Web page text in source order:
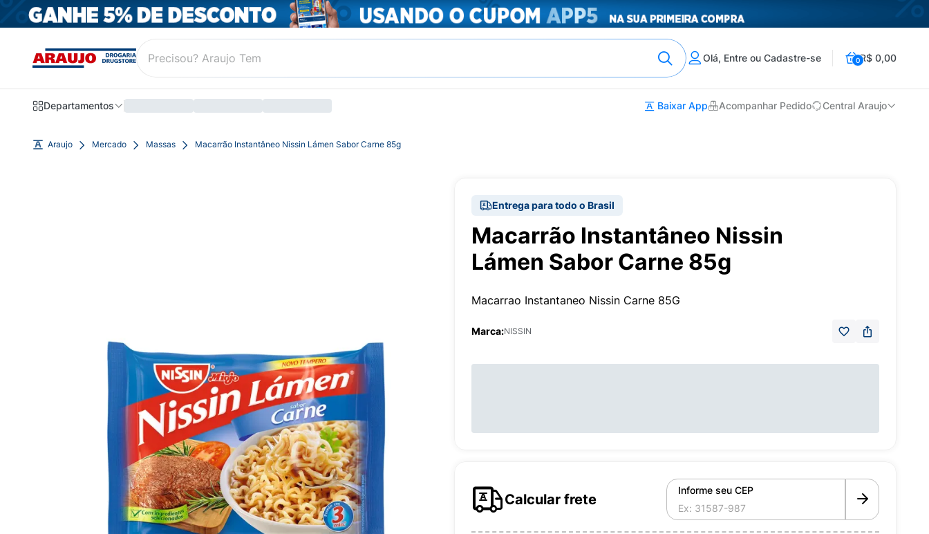
Olá, Entre ou Cadastre-se 0R$ 0,00
Departamentos Baixar App Acompanhar Pedido Central Araujo
Araujo Mercado Massas Macarrão Instantâneo Nissin Lámen Sabor Carne 85g
Entrega para todo o Brasil
Macarrão Instantâneo Nissin
Lámen Sabor Carne 85g
Macarrao Instantaneo Nissin Carne 85G
Marca:NISSIN
Calcular frete
Informe seu CEP